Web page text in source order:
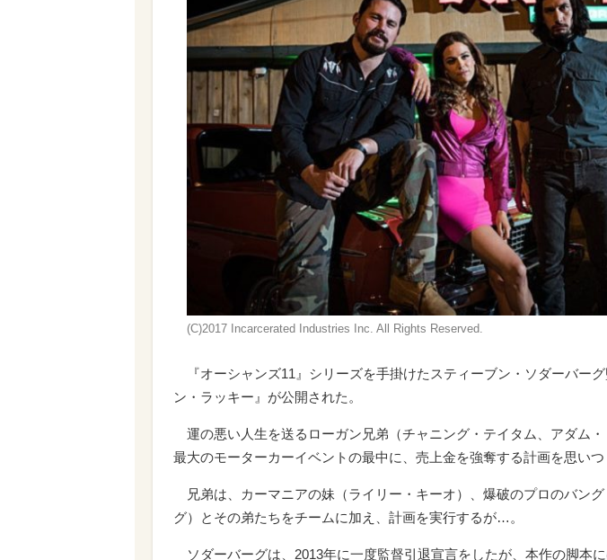
(C)2017 Incarcerated Industries Inc. All Rights Reserved.
『オーシャンズ11』シリーズを手掛けたスティーブン・ソダーバー
ン・ラッキー』が公開された。
運の悪い人生を送るローガン兄弟（チャニング・テイタム、アダム
最大のモーターカーイベントの最中に、売上金を強奪する計画を思いつ
兄弟は、カーマニアの妹（ライリー・キーオ）、爆破のプロのバング
グ）とその弟たちをチームに加え、計画を実行するが…。
ソダーバーグは、2013年に一度監督引退宣言をしたが、本作の脚本